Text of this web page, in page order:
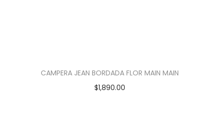
CAMPERA JEAN BORDADA FLOR MAIN MAIN
$1,890.00